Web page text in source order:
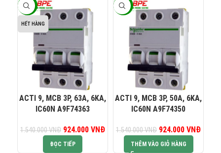
-40%
HẾT HÀNG
ACTI 9, MCB 3P, 63A, 6KA,
IC60N A9F74363
1.540.000VNĐ
Giá gốc là:
1.540.000 VNĐ.
924.000 VNĐ Giá hiện tại là:
924.000 VNĐ.
ĐỌC TIẾP
-40%
ACTI 9, MCB 3P, 50A, 6KA,
IC60N A9F74350
1.540.000VNĐ
Giá gốc là:
1.540.000 VNĐ.
924.000 VNĐ
THÊM VÀO GIỎ HÀNG
KINH DOANH 1: 082 234 2688
KINH DOANH 2: 0965 101 613
KINH DOANH 3: 0824 927 568
KINH DOANH 4: 0823 944 186